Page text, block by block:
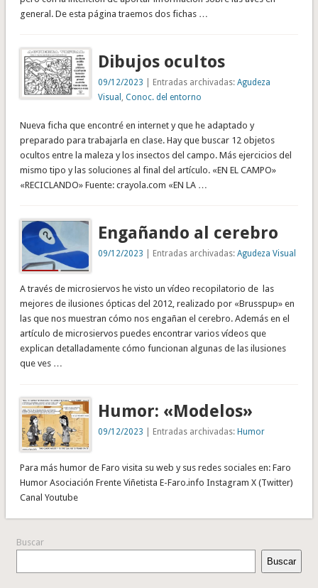
general. De esta página traemos dos fichas …
Dibujos ocultos
09/12/2023 | Entradas archivadas:Agudeza
Visual
,Conoc. del entorno
Nueva ficha que encontré en internet y que he adaptado y
preparado para trabajarla en clase. Hay que buscar 12 objetos
ocultos entre la maleza y los insectos del campo. Más ejercicios del
mismo tipo y las soluciones al final del artículo. «EN EL CAMPO»
«RECICLANDO» Fuente: crayola.com «EN LA …
Engañando al cerebro
09/12/2023 | Entradas archivadas:Agudeza Visual
A través de microsiervos he visto un vídeo recopilatorio de las
mejores de ilusiones ópticas del 2012, realizado por «Brusspup» en
las que nos muestran cómo nos engañan el cerebro. Además en el
artículo de microsiervos puedes encontrar varios vídeos que
explican detalladamente cómo funcionan algunas de las ilusiones
que ves …
Humor: «Modelos»
09/12/2023 | Entradas archivadas: Humor
Para más humor de Faro visita su web y sus redes sociales en: Faro
Humor Asociación Frente Viñetista E-Faro.info Instagram X (Twitter)
Canal Youtube
Buscar
Buscar